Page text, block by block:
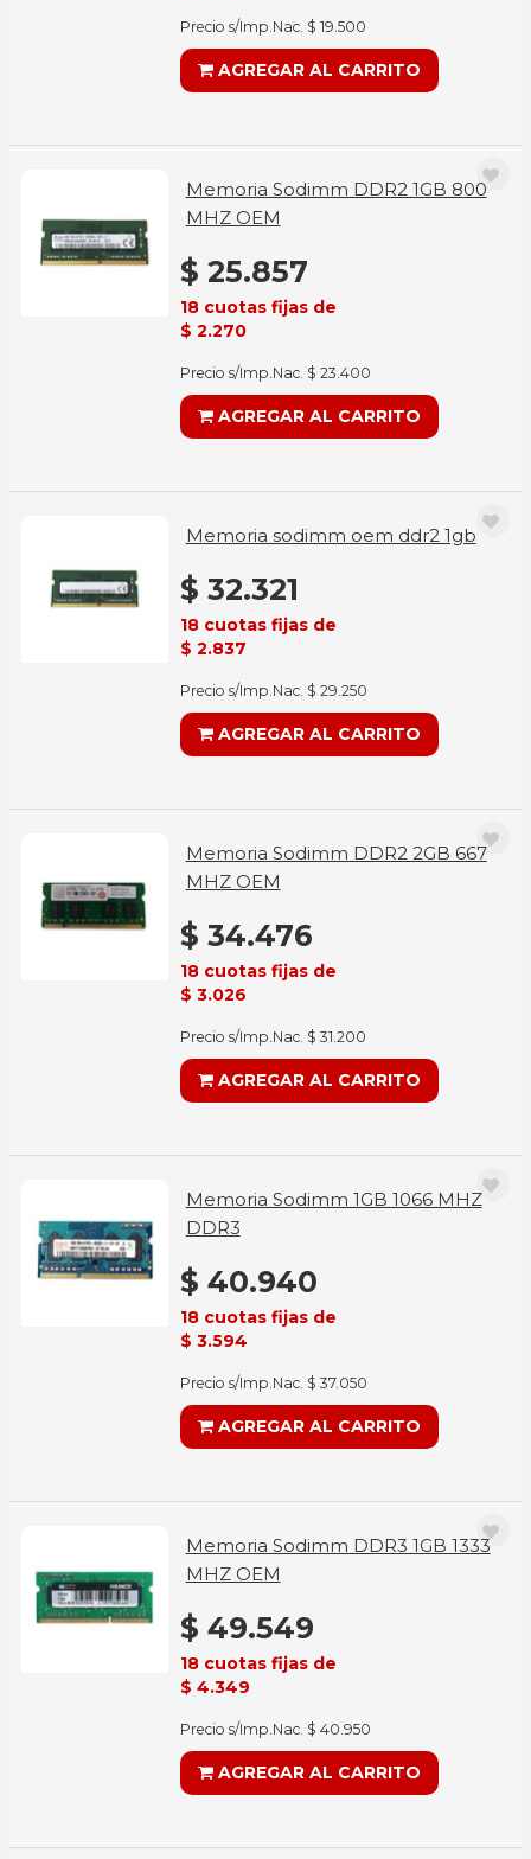
Precio s/Imp.Nac. $ 19.500
AGREGAR AL CARRITO
Memoria Sodimm DDR2 1GB 800
MHZ OEM
$ 25.857
18 cuotas fijas de
$ 2.270
Precio s/Imp.Nac. $ 23.400
AGREGAR AL CARRITO
Memoria sodimm oem ddr2 1gb
$ 32.321
18 cuotas fijas de
$ 2.837
Precio s/Imp.Nac. $ 29.250
AGREGAR AL CARRITO
Memoria Sodimm DDR2 2GB 667
MHZ OEM
$ 34.476
18 cuotas fijas de
$ 3.026
Precio s/Imp.Nac. $ 31.200
AGREGAR AL CARRITO
Memoria Sodimm 1GB 1066 MHZ
DDR3
$ 40.940
18 cuotas fijas de
$ 3.594
Precio s/Imp.Nac. $ 37.050
AGREGAR AL CARRITO
Memoria Sodimm DDR3 1GB 1333
MHZ OEM
$ 49.549
18 cuotas fijas de
$ 4.349
Precio s/Imp.Nac. $ 40.950
AGREGAR AL CARRITO